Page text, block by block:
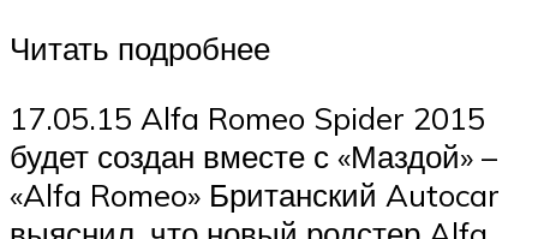
Читать подробнее
17.05.15 Alfa Romeo Spider 2015
будет создан вместе с «Маздой» –
«Alfa Romeo» Британский Autocar